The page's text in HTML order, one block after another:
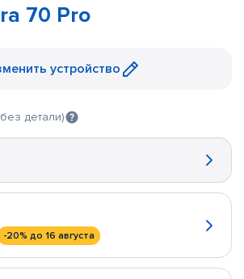
70 Pro
устройство
детали)
-20% до 16 августа